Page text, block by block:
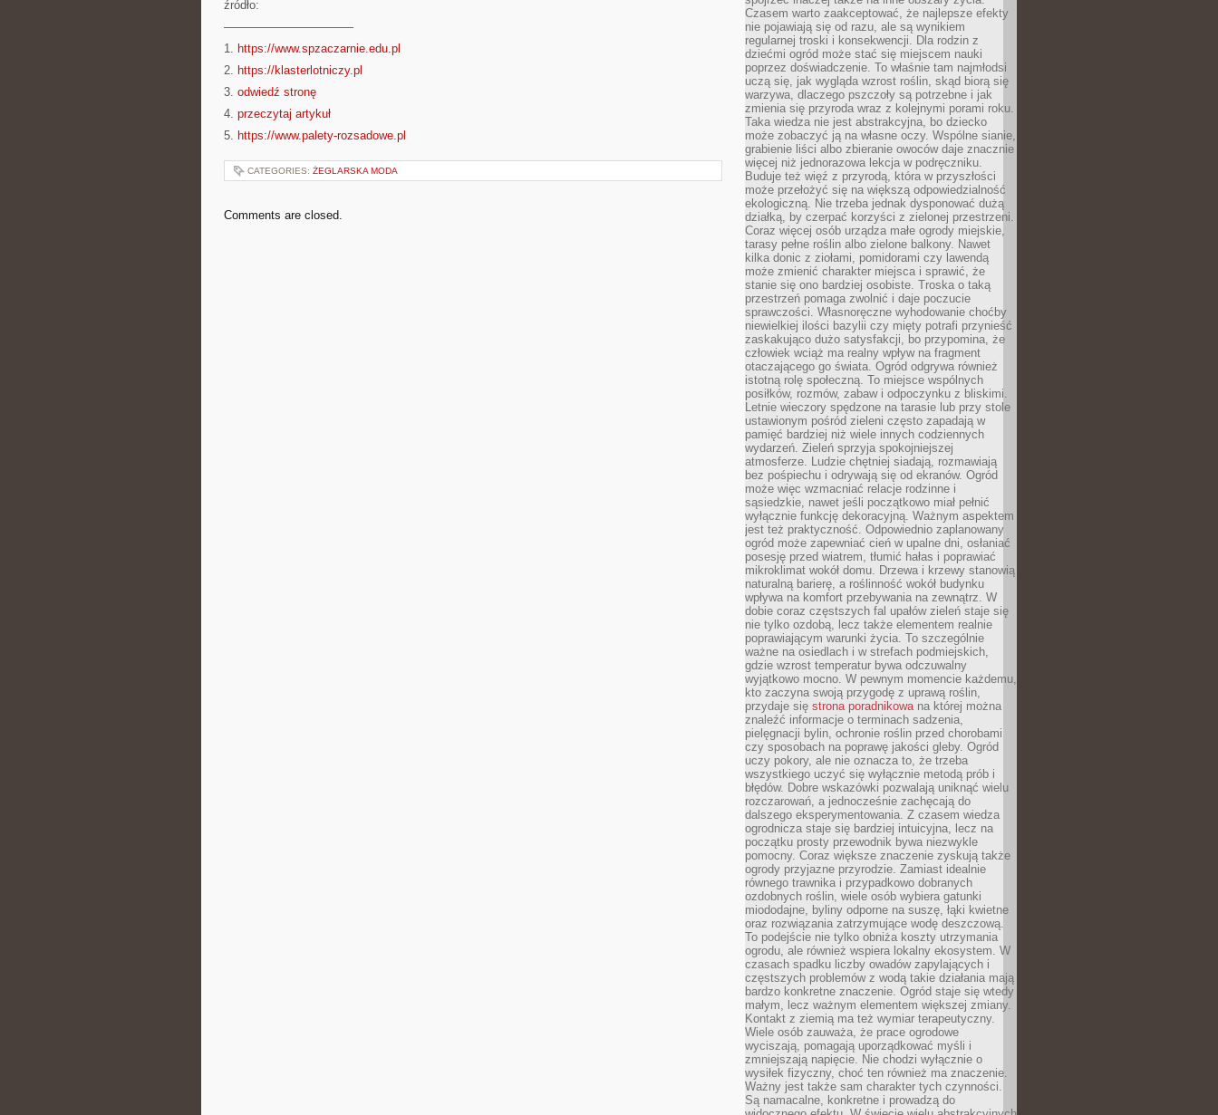
źródło:
———————————
1. https://www.spzaczarnie.edu.pl
2. https://klasterlotniczy.pl
3. odwiedź stronę
4. przeczytaj artykuł
5. https://www.palety-rozsadowe.pl
CATEGORIES: ŻEGLARSKA MODA
Comments are closed.
Czasem warto zaakceptować, że najlepsze efekty
nie pojawiają się od razu, ale są wynikiem
regularnej troski i konsekwencji. Dla rodzin z
dziećmi ogród może stać się miejscem nauki
poprzez doświadczenie. To właśnie tam najmłodsi
uczą się, jak wygląda wzrost roślin, skąd biorą się
warzywa, dlaczego pszczoły są potrzebne i jak
zmienia się przyroda wraz z kolejnymi porami roku.
Taka wiedza nie jest abstrakcyjna, bo dziecko
może zobaczyć ją na własne oczy. Wspólne sianie,
grabienie liści albo zbieranie owoców daje znacznie
więcej niż jednorazowa lekcja w podręczniku.
Buduje też więź z przyrodą, która w przyszłości
może przełożyć się na większą odpowiedzialność
ekologiczną. Nie trzeba jednak dysponować dużą
działką, by czerpać korzyści z zielonej przestrzeni.
Coraz więcej osób urządza małe ogrody miejskie,
tarasy pełne roślin albo zielone balkony. Nawet
kilka donic z ziołami, pomidorami czy lawendą
może zmienić charakter miejsca i sprawić, że
stanie się ono bardziej osobiste. Troska o taką
przestrzeń pomaga zwolnić i daje poczucie
sprawczości. Własnoręczne wyhodowanie choćby
niewielkiej ilości bazylii czy mięty potrafi przynieść
zaskakująco dużo satysfakcji, bo przypomina, że
człowiek wciąż ma realny wpływ na fragment
otaczającego go świata. Ogród odgrywa również
istotną rolę społeczną. To miejsce wspólnych
posiłków, rozmów, zabaw i odpoczynku z bliskimi.
Letnie wieczory spędzone na tarasie lub przy stole
ustawionym pośród zieleni często zapadają w
pamięć bardziej niż wiele innych codziennych
wydarzeń. Zieleń sprzyja spokojniejszej
atmosferze. Ludzie chętniej siadają, rozmawiają
bez pośpiechu i odrywają się od ekranów. Ogród
może więc wzmacniać relacje rodzinne i
sąsiedzkie, nawet jeśli początkowo miał pełnić
wyłącznie funkcję dekoracyjną. Ważnym aspektem
jest też praktyczność. Odpowiednio zaplanowany
ogród może zapewniać cień w upalne dni, osłaniać
posesję przed wiatrem, tłumić hałas i poprawiać
mikroklimat wokół domu. Drzewa i krzewy stanowią
naturalną barierę, a roślinność wokół budynku
wpływa na komfort przebywania na zewnątrz. W
dobie coraz częstszych fal upałów zieleń staje się
nie tylko ozdobą, lecz także elementem realnie
poprawiającym warunki życia. To szczególnie
ważne na osiedlach i w strefach podmiejskich,
gdzie wzrost temperatur bywa odczuwalny
wyjątkowo mocno. W pewnym momencie każdemu,
kto zaczyna swoją przygodę z uprawą roślin,
przydaje się strona poradnikowana której można
znaleźć informacje o terminach sadzenia,
pielęgnacji bylin, ochronie roślin przed chorobami
czy sposobach na poprawę jakości gleby. Ogród
uczy pokory, ale nie oznacza to, że trzeba
wszystkiego uczyć się wyłącznie metodą prób i
błędów. Dobre wskazówki pozwalają uniknąć wielu
rozczarowań, a jednocześnie zachęcają do
dalszego eksperymentowania. Z czasem wiedza
ogrodnicza staje się bardziej intuicyjna, lecz na
początku prosty przewodnik bywa niezwykle
pomocny. Coraz większe znaczenie zyskują także
ogrody przyjazne przyrodzie. Zamiast idealnie
równego trawnika i przypadkowo dobranych
ozdobnych roślin, wiele osób wybiera gatunki
miododajne, byliny odporne na suszę, łąki kwietne
oraz rozwiązania zatrzymujące wodę deszczową.
To podejście nie tylko obniża koszty utrzymania
ogrodu, ale również wspiera lokalny ekosystem. W
czasach spadku liczby owadów zapylających i
częstszych problemów z wodą takie działania mają
bardzo konkretne znaczenie. Ogród staje się wtedy
małym, lecz ważnym elementem większej zmiany.
Kontakt z ziemią ma też wymiar terapeutyczny.
Wiele osób zauważa, że prace ogrodowe
wyciszają, pomagają uporządkować myśli i
zmniejszają napięcie. Nie chodzi wyłącznie o
wysiłek fizyczny, choć ten również ma znaczenie.
Ważny jest także sam charakter tych czynności.
Są namacalne, konkretne i prowadzą do